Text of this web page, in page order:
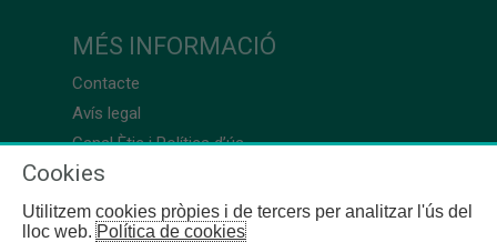
MÉS INFORMACIÓ
Contacte
Avís legal
Canal Ètic i Política d’ús
Cookies
Utilitzem cookies pròpies i de tercers per analitzar l'ús del
lloc web.Política de cookies